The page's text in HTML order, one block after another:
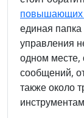
повышающих
единая
управления
одном месте,
сообщений,
также около